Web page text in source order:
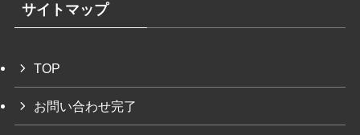
サイトマップ
TOP
お問い合わせ完了